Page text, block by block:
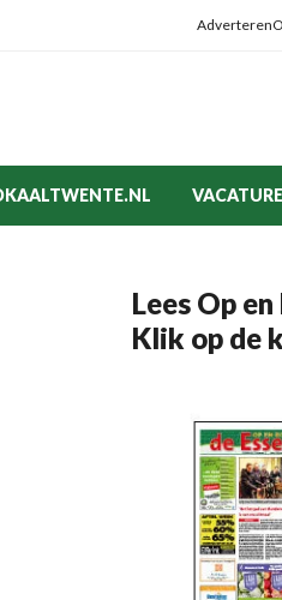
Adverteren
Lees Op
Klik op de